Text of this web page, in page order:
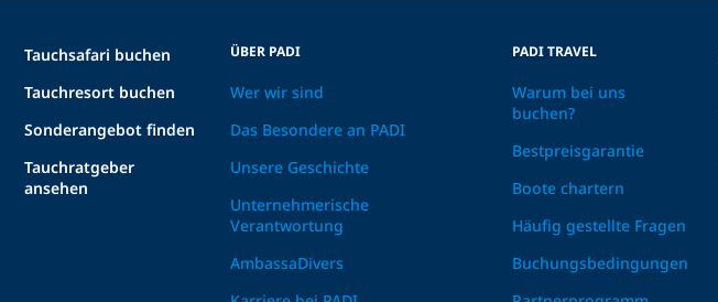
Tauchsafari buchen
Tauchresort buchen
Sonderangebot finden
Tauchratgeber
ansehen
ÜBER PADI
Wer wir sind
Das Besondere an PADI
Unsere Geschichte
Unternehmerische
Verantwortung
AmbassaDivers
PADI TRAVEL
Warum bei uns
buchen?
Bestpreisgarantie
Boote chartern
Häufig gestellte Fragen
Buchungsbedingungen